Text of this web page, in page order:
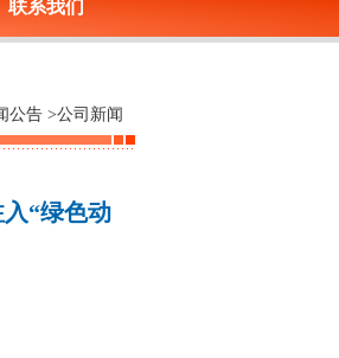
联系我们
公告 >公司新闻
“绿色动